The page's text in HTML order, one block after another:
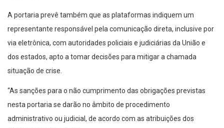
A portaria prevê também que as plataformas indiquem um
representante responsável pela comunicação direta, inclusive por
via eletrônica, com autoridades policiais e judiciárias da União e
dos estados, apto a tomar decisões para mitigar a chamada
situação de crise.
“As sanções para o não cumprimento das obrigações previstas
nesta portaria se darão no âmbito de procedimento
administrativo ou judicial, de acordo com as atribuições dos